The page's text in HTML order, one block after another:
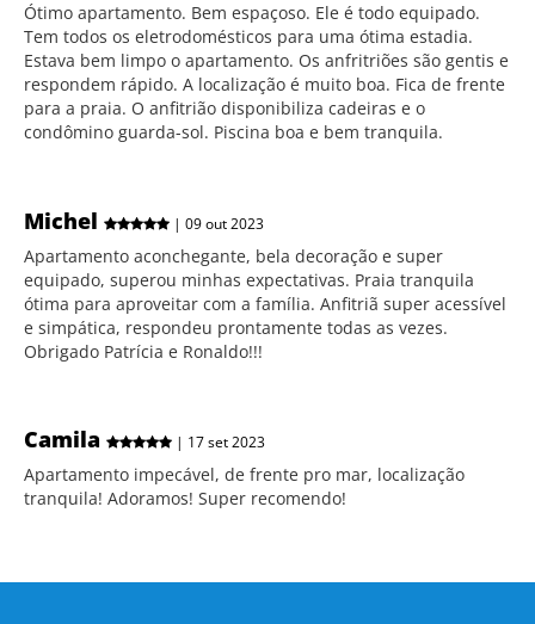
Ótimo apartamento. Bem espaçoso. Ele é todo equipado.
Tem todos os eletrodomésticos para uma ótima estadia.
Estava bem limpo o apartamento. Os anfritriões são gentis e
respondem rápido. A localização é muito boa. Fica de frente
para a praia. O anfitrião disponibiliza cadeiras e o
condômino guarda-sol. Piscina boa e bem tranquila.
Michel | 09 out 2023
Apartamento aconchegante, bela decoração e super
equipado, superou minhas expectativas. Praia tranquila
ótima para aproveitar com a família. Anfitriã super acessível
e simpática, respondeu prontamente todas as vezes.
Obrigado Patrícia e Ronaldo!!!
Camila | 17 set 2023
Apartamento impecável, de frente pro mar, localização
tranquila! Adoramos! Super recomendo!